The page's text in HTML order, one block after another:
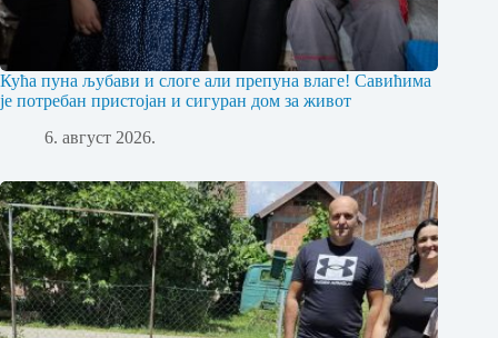
Кућа пуна љубави и слоге али препуна влаге! Савићима
је потребан пристојан и сигуран дом за живот
6. август 2026.